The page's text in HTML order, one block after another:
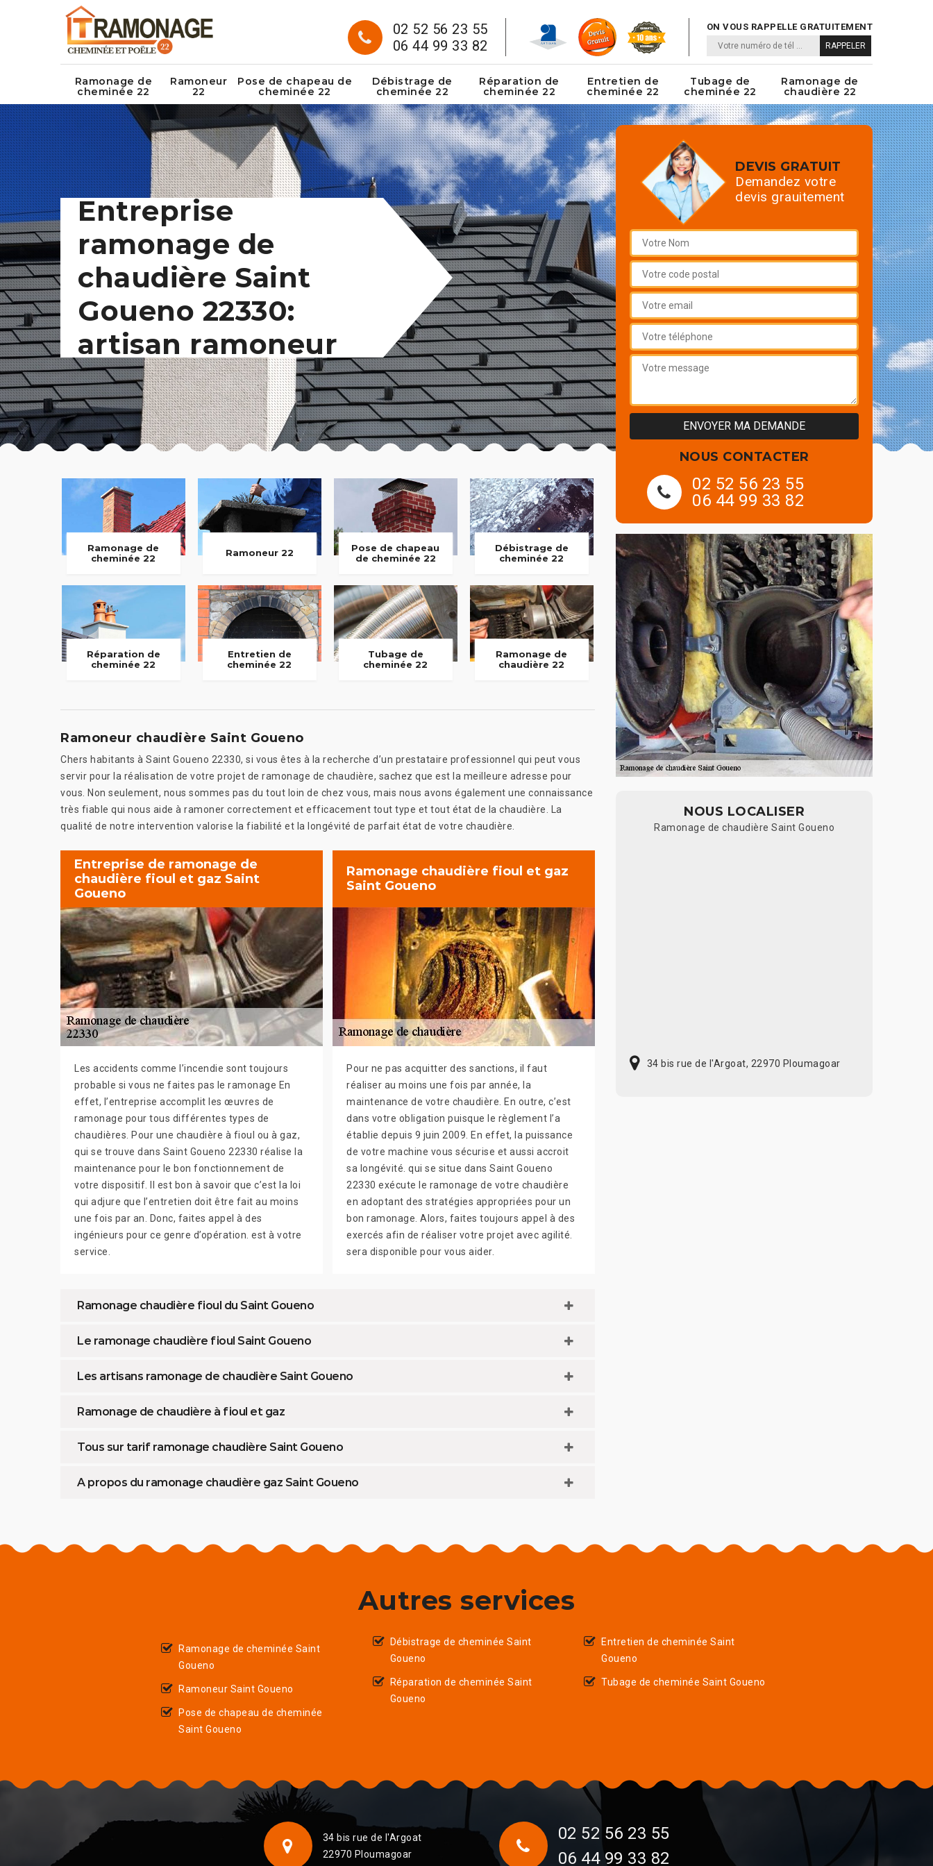
02 52 56 23 55
06 44 99 33 82
ON VOUS RAPPELLE GRATUITEMENT
Ramonage de
cheminée 22
Ramoneur
22
Pose de chapeau de
cheminée 22
Débistrage de
cheminée 22
Réparation de
cheminée 22
Entretien de
cheminée 22
Tubage de
cheminée 22
Ramonage de
chaudière 22
Entreprise
ramonage de
chaudière Saint
Goueno 22330:
artisan ramoneur
Ramonage de
cheminée 22
Ramoneur 22
Pose de chapeau
de cheminée 22
Débistrage de
cheminée 22
Réparation de
cheminée 22
Entretien de
cheminée 22
Tubage de
cheminée 22
Ramonage de
chaudière 22
Ramoneur chaudière Saint Goueno
Chers habitants à Saint Goueno 22330, si vous êtes à la recherche d’un prestataire professionnel qui peut vous
servir pour la réalisation de votre projet de ramonage de chaudière, sachez que est la meilleure adresse pour
vous. Non seulement, nous sommes pas du tout loin de chez vous, mais nous avons également une connaissance
très fiable qui nous aide à ramoner correctement et efficacement tout type et tout état de la chaudière. La
qualité de notre intervention valorise la fiabilité et la longévité de parfait état de votre chaudière.
Entreprise de ramonage de
chaudière fioul et gaz Saint
Goueno
Les accidents comme l’incendie sont toujours
probable si vous ne faites pas le ramonage En
effet, l’entreprise accomplit les œuvres de
ramonage pour tous différentes types de
chaudières. Pour une chaudière à fioul ou à gaz,
qui se trouve dans Saint Goueno 22330 réalise la
maintenance pour le bon fonctionnement de
votre dispositif. Il est bon à savoir que c’est la loi
qui adjure que l’entretien doit être fait au moins
une fois par an. Donc, faites appel à des
ingénieurs pour ce genre d’opération. est à votre
service.
Ramonage chaudière fioul et gaz
Saint Goueno
Pour ne pas acquitter des sanctions, il faut
réaliser au moins une fois par année, la
maintenance de votre chaudière. En outre, c’est
dans votre obligation puisque le règlement l’a
établie depuis 9 juin 2009. En effet, la puissance
de votre machine vous sécurise et aussi accroit
sa longévité. qui se situe dans Saint Goueno
22330 exécute le ramonage de votre chaudière
en adoptant des stratégies appropriées pour un
bon ramonage. Alors, faites toujours appel à des
exercés afin de réaliser votre projet avec agilité.
sera disponible pour vous aider.
Ramonage chaudière fioul du Saint Goueno
Le ramonage chaudière fioul Saint Goueno
Les artisans ramonage de chaudière Saint Goueno
Ramonage de chaudière à fioul et gaz
Tous sur tarif ramonage chaudière Saint Goueno
A propos du ramonage chaudière gaz Saint Goueno
DEVIS GRATUIT
Demandez votre
devis grauitement
NOUS CONTACTER
02 52 56 23 55
06 44 99 33 82
NOUS LOCALISER
Ramonage de chaudière Saint Goueno
34 bis rue de l'Argoat, 22970 Ploumagoar
Autres services
Ramonage de cheminée Saint
Goueno
Ramoneur Saint Goueno
Pose de chapeau de cheminée
Saint Goueno
Débistrage de cheminée Saint
Goueno
Réparation de cheminée Saint
Goueno
Entretien de cheminée Saint
Goueno
Tubage de cheminée Saint Goueno
34 bis rue de l'Argoat
22970 Ploumagoar
02 52 56 23 55
06 44 99 33 82